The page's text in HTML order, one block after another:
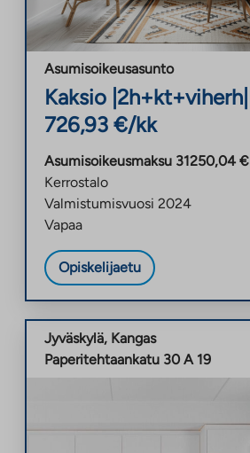
Asumisoikeusasunto
Kaksio 2h+kt+viherh
726,93 €/kk
Asumisoikeusmaksu 31250,04 €
Kerrostalo
Valmistumisvuosi 2024
Vapaa
Opiskelijaetu
Jyväskylä, Kangas
Paperitehtaankatu 30 A 19